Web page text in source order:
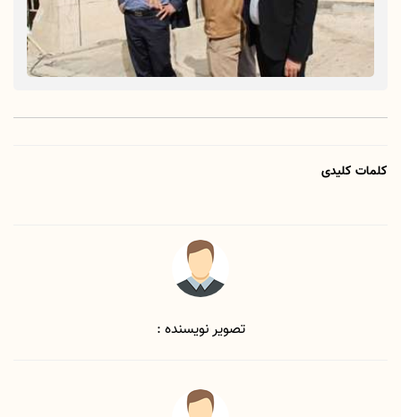
کلمات کلیدی
تصویر نویسنده :